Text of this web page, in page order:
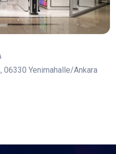
06330 Yenimahalle/Ankara